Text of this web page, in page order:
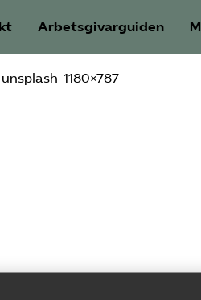
Arbetsgivarguiden
1180×787